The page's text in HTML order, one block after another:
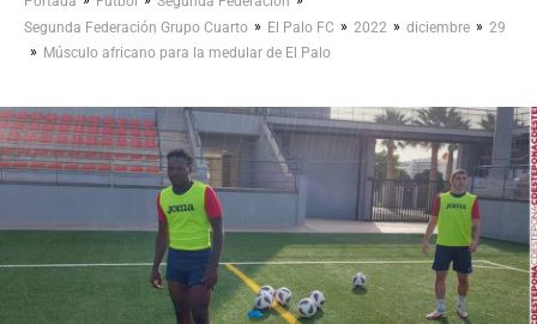
Segunda Federación Grupo Cuarto » El Palo FC » 2022 » diciembre » 29
» Músculo africano para la medular de El Palo